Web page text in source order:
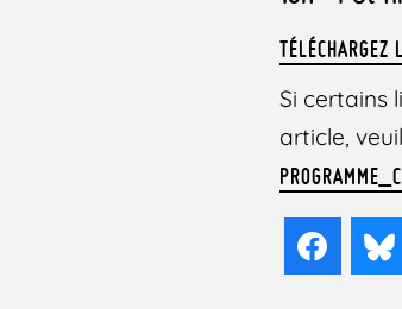
TÉLÉCHARGEZ
Si certains
article,